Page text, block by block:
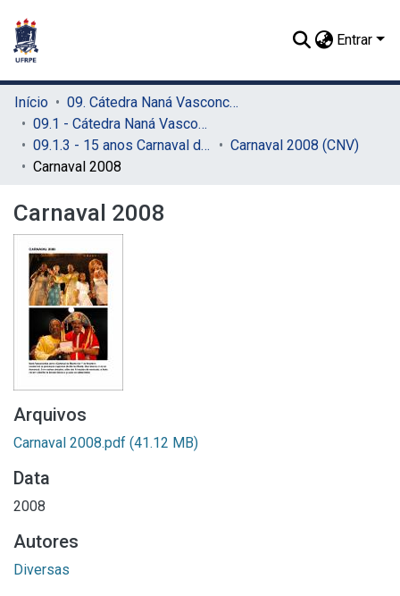
Entrar
Início
09. Cátedra Naná Vasconcelos (CNV)
09.1 - Cátedra Naná Vasconcelos (CNV)
09.1.3 - 15 anos Carnaval do Recife (CNV)
Carnaval 2008 (CNV)
Carnaval 2008
Carnaval 2008
Arquivos
Carnaval 2008.pdf (41.12 MB)
Data
2008
Autores
Diversas